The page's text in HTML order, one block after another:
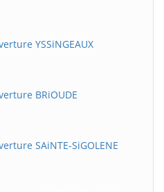
YSSiNGEAUX
BRiOUDE
SAiNTE-SiGOLENE